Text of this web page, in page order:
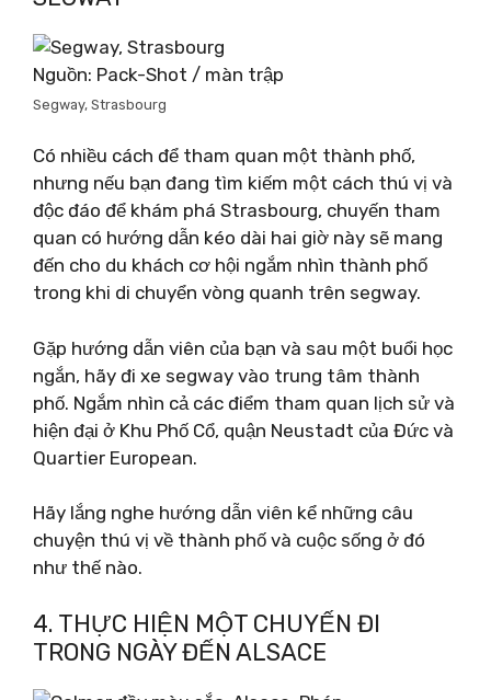
Nguồn: Pack-Shot / màn trập
Segway, Strasbourg
Có nhiều cách để tham quan một thành phố,
nhưng nếu bạn đang tìm kiếm một cách thú vị và
độc đáo để khám phá Strasbourg, chuyến tham
quan có hướng dẫn kéo dài hai giờ này sẽ mang
đến cho du khách cơ hội ngắm nhìn thành phố
trong khi di chuyển vòng quanh trên segway.
Gặp hướng dẫn viên của bạn và sau một buổi học
ngắn, hãy đi xe segway vào trung tâm thành
phố. Ngắm nhìn cả các điểm tham quan lịch sử và
hiện đại ở Khu Phố Cổ, quận Neustadt của Đức và
Quartier European.
Hãy lắng nghe hướng dẫn viên kể những câu
chuyện thú vị về thành phố và cuộc sống ở đó
như thế nào.
4. THỰC HIỆN MỘT CHUYẾN ĐI
TRONG NGÀY ĐẾN ALSACE